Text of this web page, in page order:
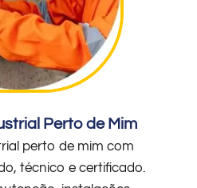
Perto de Mim
perto de mim com
técnico e certificado.